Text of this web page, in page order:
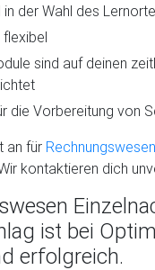
in der Wahl des
flexibel
sind auf deinen
die Vorbereitung von
an für
kontaktieren dich
ist bei
erfolgreich.